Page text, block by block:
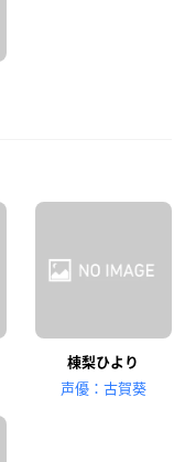
棟梨ひより
声優：古賀葵